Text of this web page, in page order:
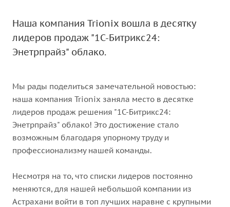
Наша компания Trionix вошла в десятку
лидеров продаж "1С-Битрикс24:
Энетрпрайз" облако.
Мы рады поделиться замечательной новостью:
наша компания Trionix заняла место в десятке
лидеров продаж решения "1С-Битрикс24:
Энетрпрайз" облако! Это достижение стало
возможным благодаря упорному труду и
профессионализму нашей команды.
Несмотря на то, что списки лидеров постоянно
меняются, для нашей небольшой компании из
Астрахани войти в топ лучших наравне с крупными